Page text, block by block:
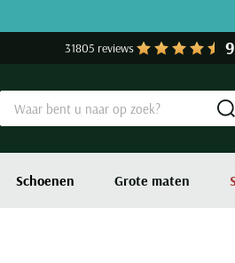
31805 reviews
Schoenen Grote maten